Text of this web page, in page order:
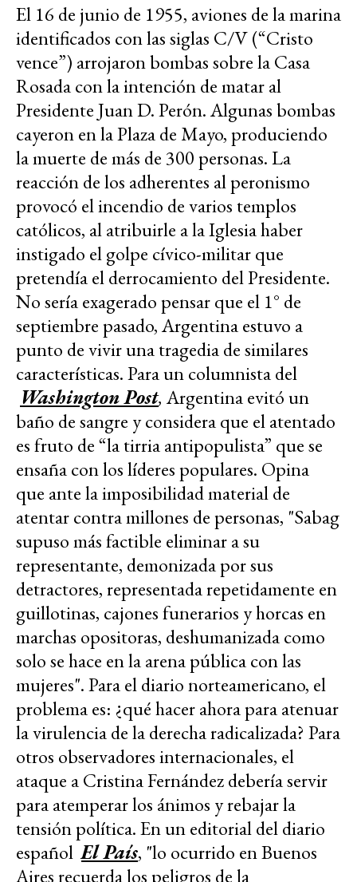
El 16 de junio de 1955, aviones de la marina
identificados con las siglas C/V (“Cristo
vence”) arrojaron bombas sobre la Casa
Rosada con la intención de matar al
Presidente Juan D. Perón. Algunas bombas
cayeron en la Plaza de Mayo, produciendo
la muerte de más de 300 personas. La
reacción de los adherentes al peronismo
provocó el incendio de varios templos
católicos, al atribuirle a la Iglesia haber
instigado el golpe cívico-militar que
pretendía el derrocamiento del Presidente.
No sería exagerado pensar que el 1° de
septiembre pasado, Argentina estuvo a
punto de vivir una tragedia de similares
características. Para un columnista del
Washington Post, Argentina evitó un
baño de sangre y considera que el atentado
es fruto de “la tirria antipopulista” que se
ensaña con los líderes populares. Opina
que ante la imposibilidad material de
atentar contra millones de personas, "Sabag
supuso más factible eliminar a su
representante, demonizada por sus
detractores, representada repetidamente en
guillotinas, cajones funerarios y horcas en
marchas opositoras, deshumanizada como
solo se hace en la arena pública con las
mujeres". Para el diario norteamericano, el
problema es: ¿qué hacer ahora para atenuar
la virulencia de la derecha radicalizada? Para
otros observadores internacionales, el
ataque a Cristina Fernández debería servir
para atemperar los ánimos y rebajar la
tensión política. En un editorial del diario
españolEl País, "lo ocurrido en Buenos
Aires recuerda los peligros de la